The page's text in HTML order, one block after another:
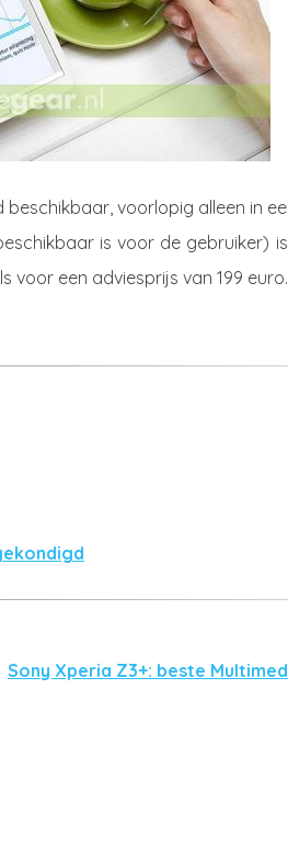
voorlopig alleen in
is voor de gebruiker)
voor een adviesprijs van 199 euro.